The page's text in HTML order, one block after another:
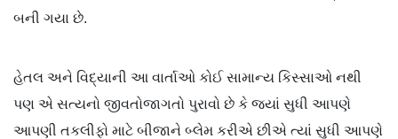
બની ગયા છે.
હેતલ અને વિદ્યાની આ વાર્તાઓ કોઈ સામાન્ય કિસ્સાઓ નથી
પણ એ સત્યનો જીવતોજાગતો પુરાવો છે કે જ્યાં સુધી આપણે
આપણી તકલીફો માટે બીજાને બ્લેમ કરીએ છીએ ત્યાં સુધી આપણે